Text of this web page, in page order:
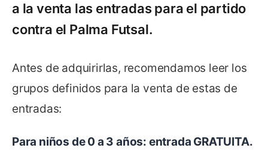
a la venta las entradas para el partido
contra el Palma Futsal.
Antes de adquirirlas, recomendamos leer los
grupos definidos para la venta de estas de
entradas:
Para niños de 0 a 3 años: entrada GRATUITA.